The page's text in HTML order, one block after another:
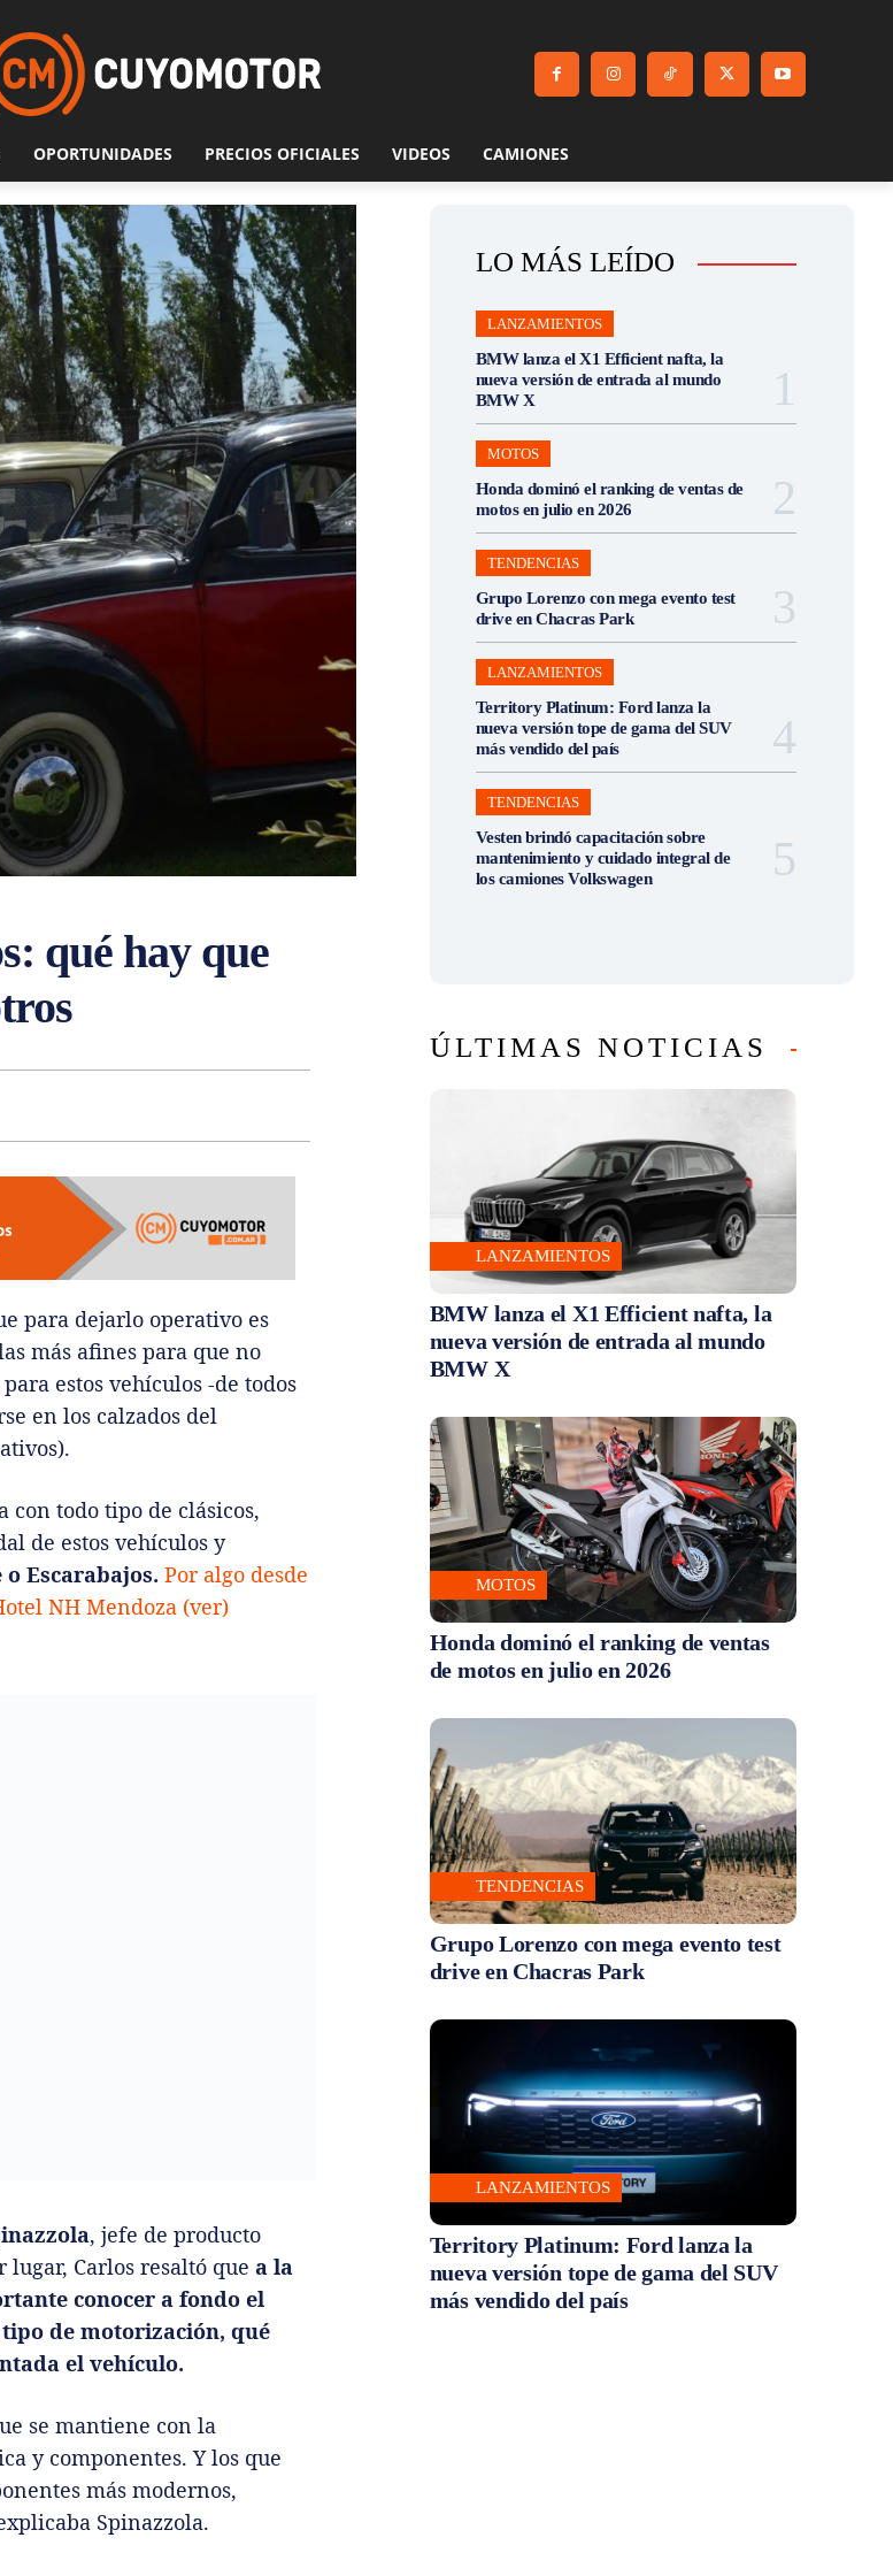
OPORTUNIDADES PRECIOS OFICIALES VIDEOS CAMIONES
qué hay que
para dejarlo operativo es
más afines para que no
estos vehículos -de todos
en los calzados del
con todo tipo de clásicos,
de estos vehículos y
o Escarabajos. Por algo desde
NH Mendoza (ver)
, jefe de producto
Carlos resaltó que a la
conocer a fondo el
de motorización, qué
el vehículo.
se mantiene con la
y componentes. Y los que
más modernos,
Spinazzola.
LO MÁS LEÍDO
LANZAMIENTOS
BMW lanza el X1 Efficient nafta, la
nueva versión de entrada al mundo
BMW X
MOTOS
Honda dominó el ranking de ventas de
motos en julio en 2026
TENDENCIAS
Grupo Lorenzo con mega evento test
drive en Chacras Park
LANZAMIENTOS
Territory Platinum: Ford lanza la
nueva versión tope de gama del SUV
más vendido del país
TENDENCIAS
Vesten brindó capacitación sobre
mantenimiento y cuidado integral de
los camiones Volkswagen
ÚLTIMAS NOTICIAS
LANZAMIENTOS
BMW lanza el X1 Efficient nafta, la
nueva versión de entrada al mundo
BMW X
MOTOS
Honda dominó el ranking de ventas
de motos en julio en 2026
TENDENCIAS
Grupo Lorenzo con mega evento test
drive en Chacras Park
LANZAMIENTOS
Territory Platinum: Ford lanza la
nueva versión tope de gama del SUV
más vendido del país